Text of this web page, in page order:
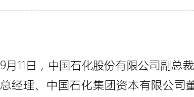
9月11日，中国石化股份有限公司副总
总经理、中国石化集团资本有限公司